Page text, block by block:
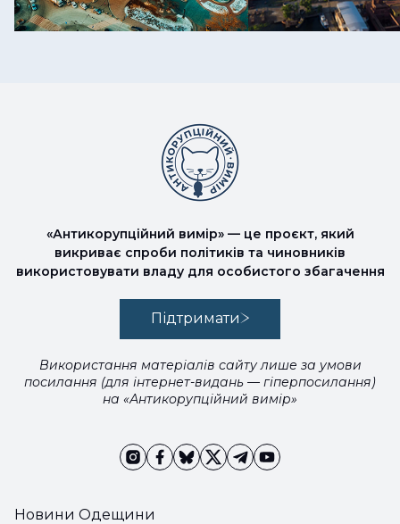
Новини Одещини
«Антикорупційний вимір» — це проєкт, який
викриває спроби політиків та чиновників
використовувати владу для особистого збагачення
Підтримати
Використання матеріалів сайту лише за умови
посилання (для інтернет-видань — гіперпосилання)
на «Антикорупційний вимір»